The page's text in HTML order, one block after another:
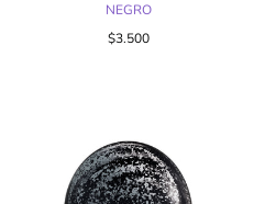
NEGRO
$3.500